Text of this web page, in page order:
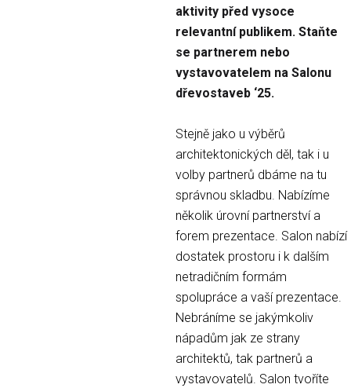
aktivity před vysoce
relevantní publikem. Staňte
se partnerem nebo
vystavovatelem na Salonu
dřevostaveb ‘25.
Stejně jako u výběrů
architektonických děl, tak i u
volby partnerů dbáme na tu
správnou skladbu. Nabízíme
několik úrovní partnerství a
forem prezentace. Salon nabízí
dostatek prostoru i k dalším
netradičním formám
spolupráce a vaší prezentace.
Nebráníme se jakýmkoliv
nápadům jak ze strany
architektů, tak partnerů a
vystavovatelů. Salon tvoříte